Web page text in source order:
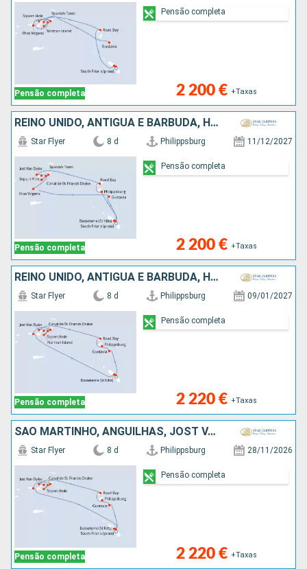
Pensão completa 2 200 € +Taxas
Pensão completa
REINO UNIDO, ANTÍGUA E BARBUDA, HOLANDA
Pensão completa
Star Flyer 8 d Philippsburg 11/12/2027
2 200 € +Taxas
Pensão completa
REINO UNIDO, ANTÍGUA E BARBUDA, HOLANDA
Pensão completa
Star Flyer 8 d Philippsburg 09/01/2027
2 220 € +Taxas
Pensão completa
SÃO MARTINHO, ANGUILHAS, JOST VAN DYKE, TORTOLA, CANAL SIR FRANCIS DRAKE, NORMAN ISLAND, VIRGIN GORDA, ANTÍGUA E BARBUDA, FRANÇA
Pensão completa
Star Flyer 8 d Philippsburg 28/11/2026
2 220 € +Taxas
Pensão completa